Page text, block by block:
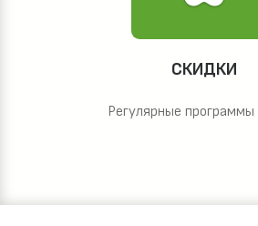
СКИДКИ
Регулярные программы